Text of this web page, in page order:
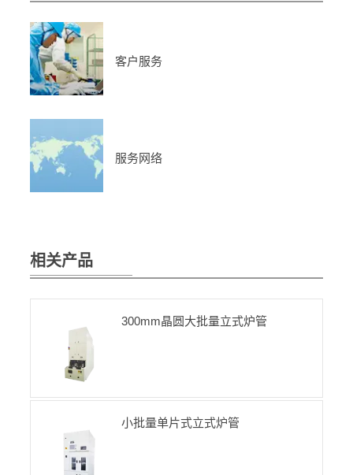
客户服务
服务网络
相关产品
300mm晶圆大批量立式炉管
小批量单片式立式炉管